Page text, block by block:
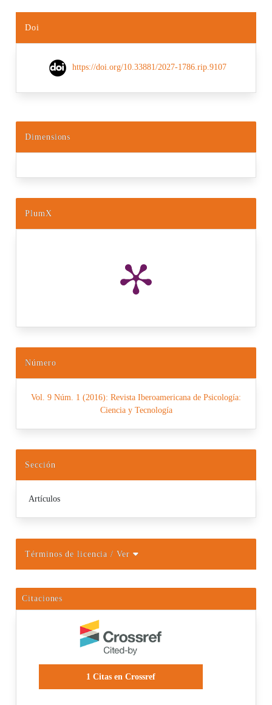
Doi
https://doi.org/10.33881/2027-1786.rip.9107
Dimensions
PlumX
Número
Vol. 9 Núm. 1 (2016): Revista Iberoamericana de Psicología:
Ciencia y Tecnología
Sección
Artículos
Términos de licencia/ Ver
Citaciones
1Citas en Crossref